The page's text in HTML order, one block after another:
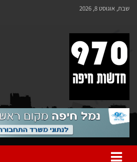
שבת, אוגוסט 8, 2026
970 חדשות חיפה
970 חדשות חיפה